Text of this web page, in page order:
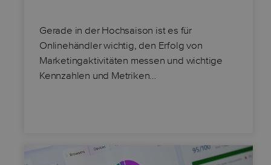
Gerade in der Hochsaison ist es für
Onlinehändler wichtig, den Erfolg von
Marketingaktivitäten messen und wichtige
Kennzahlen und Metriken…